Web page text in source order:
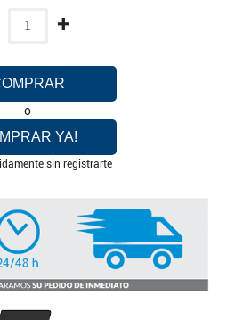
+
o
YA!
sin registrarte